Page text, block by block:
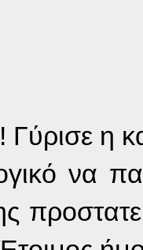
η
να